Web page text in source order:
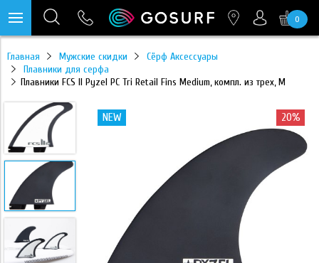
0
Главная Мужские скидки
Сёрф Аксессуары
Плавники для серфа
Плавники FCS II Pyzel PC Tri Retail Fins Medium, компл. из трех, M
20% NEW 20%
https://mc.yandex.ru/pixel/28467905289433451?rnd=%aw_random%